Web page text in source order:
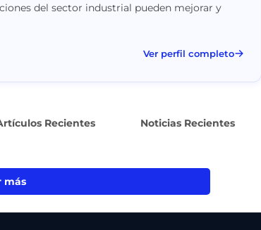
del sector industrial pueden mejorar y
Ver perfil completo
Recientes Noticias Recientes
más